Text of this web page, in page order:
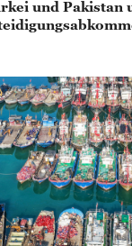
und Pakistan